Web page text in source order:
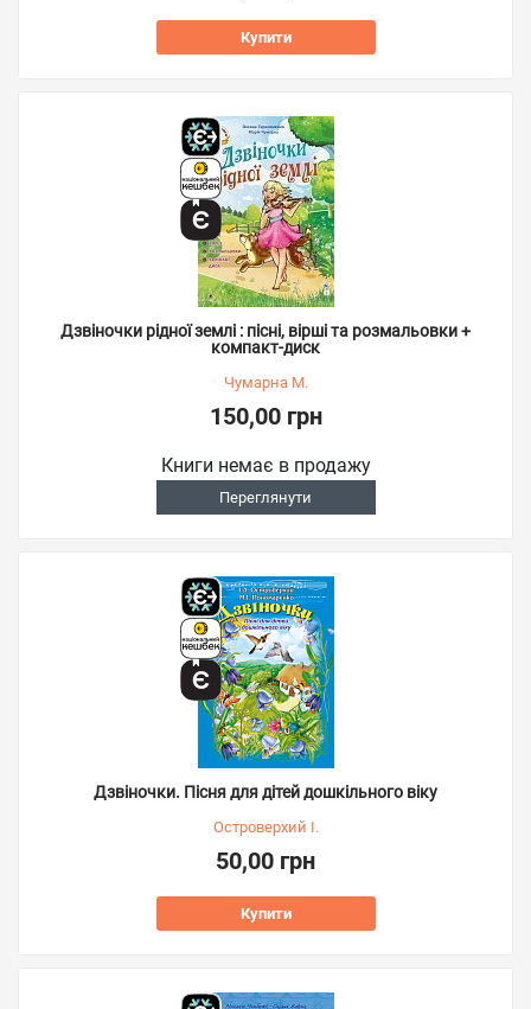
Купити
Дзвіночки рідної землі : пісні, вірші та розмальовки +
компакт-диск
Чумарна М.
150,00 грн
Книги немає в продажу
Переглянути
Дзвіночки. Пісня для дітей дошкільного віку
Островерхий І.
50,00 грн
Купити